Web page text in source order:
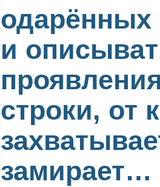
одарённых
и
строки, от
замирает…